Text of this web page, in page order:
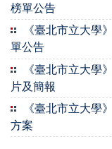
榜單公告
《臺北市立大學
單公告
《臺北市立大學
片及簡報
《臺北市立大學
方案